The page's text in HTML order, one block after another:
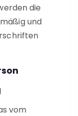
die
und
vom